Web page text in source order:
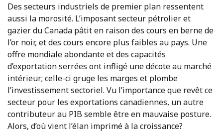
Des secteurs industriels de premier plan ressentent
aussi la morosité. L’imposant secteur pétrolier et
gazier du Canada pâtit en raison des cours en berne de
l’or noir, et des cours encore plus faibles au pays. Une
offre mondiale abondante et des capacités
d’exportation serrées ont infligé une décote au marché
intérieur; celle-ci gruge les marges et plombe
l’investissement sectoriel. Vu l’importance que revêt ce
secteur pour les exportations canadiennes, un autre
contributeur au PIB semble être en mauvaise posture.
Alors, d’où vient l’élan imprimé à la croissance?